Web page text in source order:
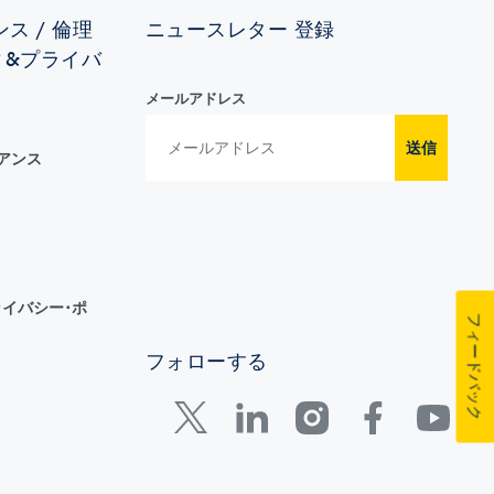
ス / 倫理
プライバ
ンス
バシー･ポ
ニュースレター 登録
メールアドレス
送信
フォローする フィードバック